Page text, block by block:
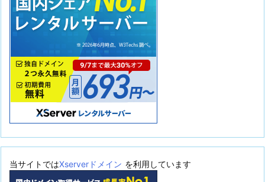
当サイトではXserverドメイン を利用しています